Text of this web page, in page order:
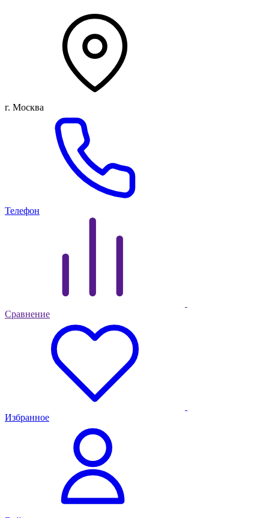
г. Москва
Телефон
Сравнение
Избранное